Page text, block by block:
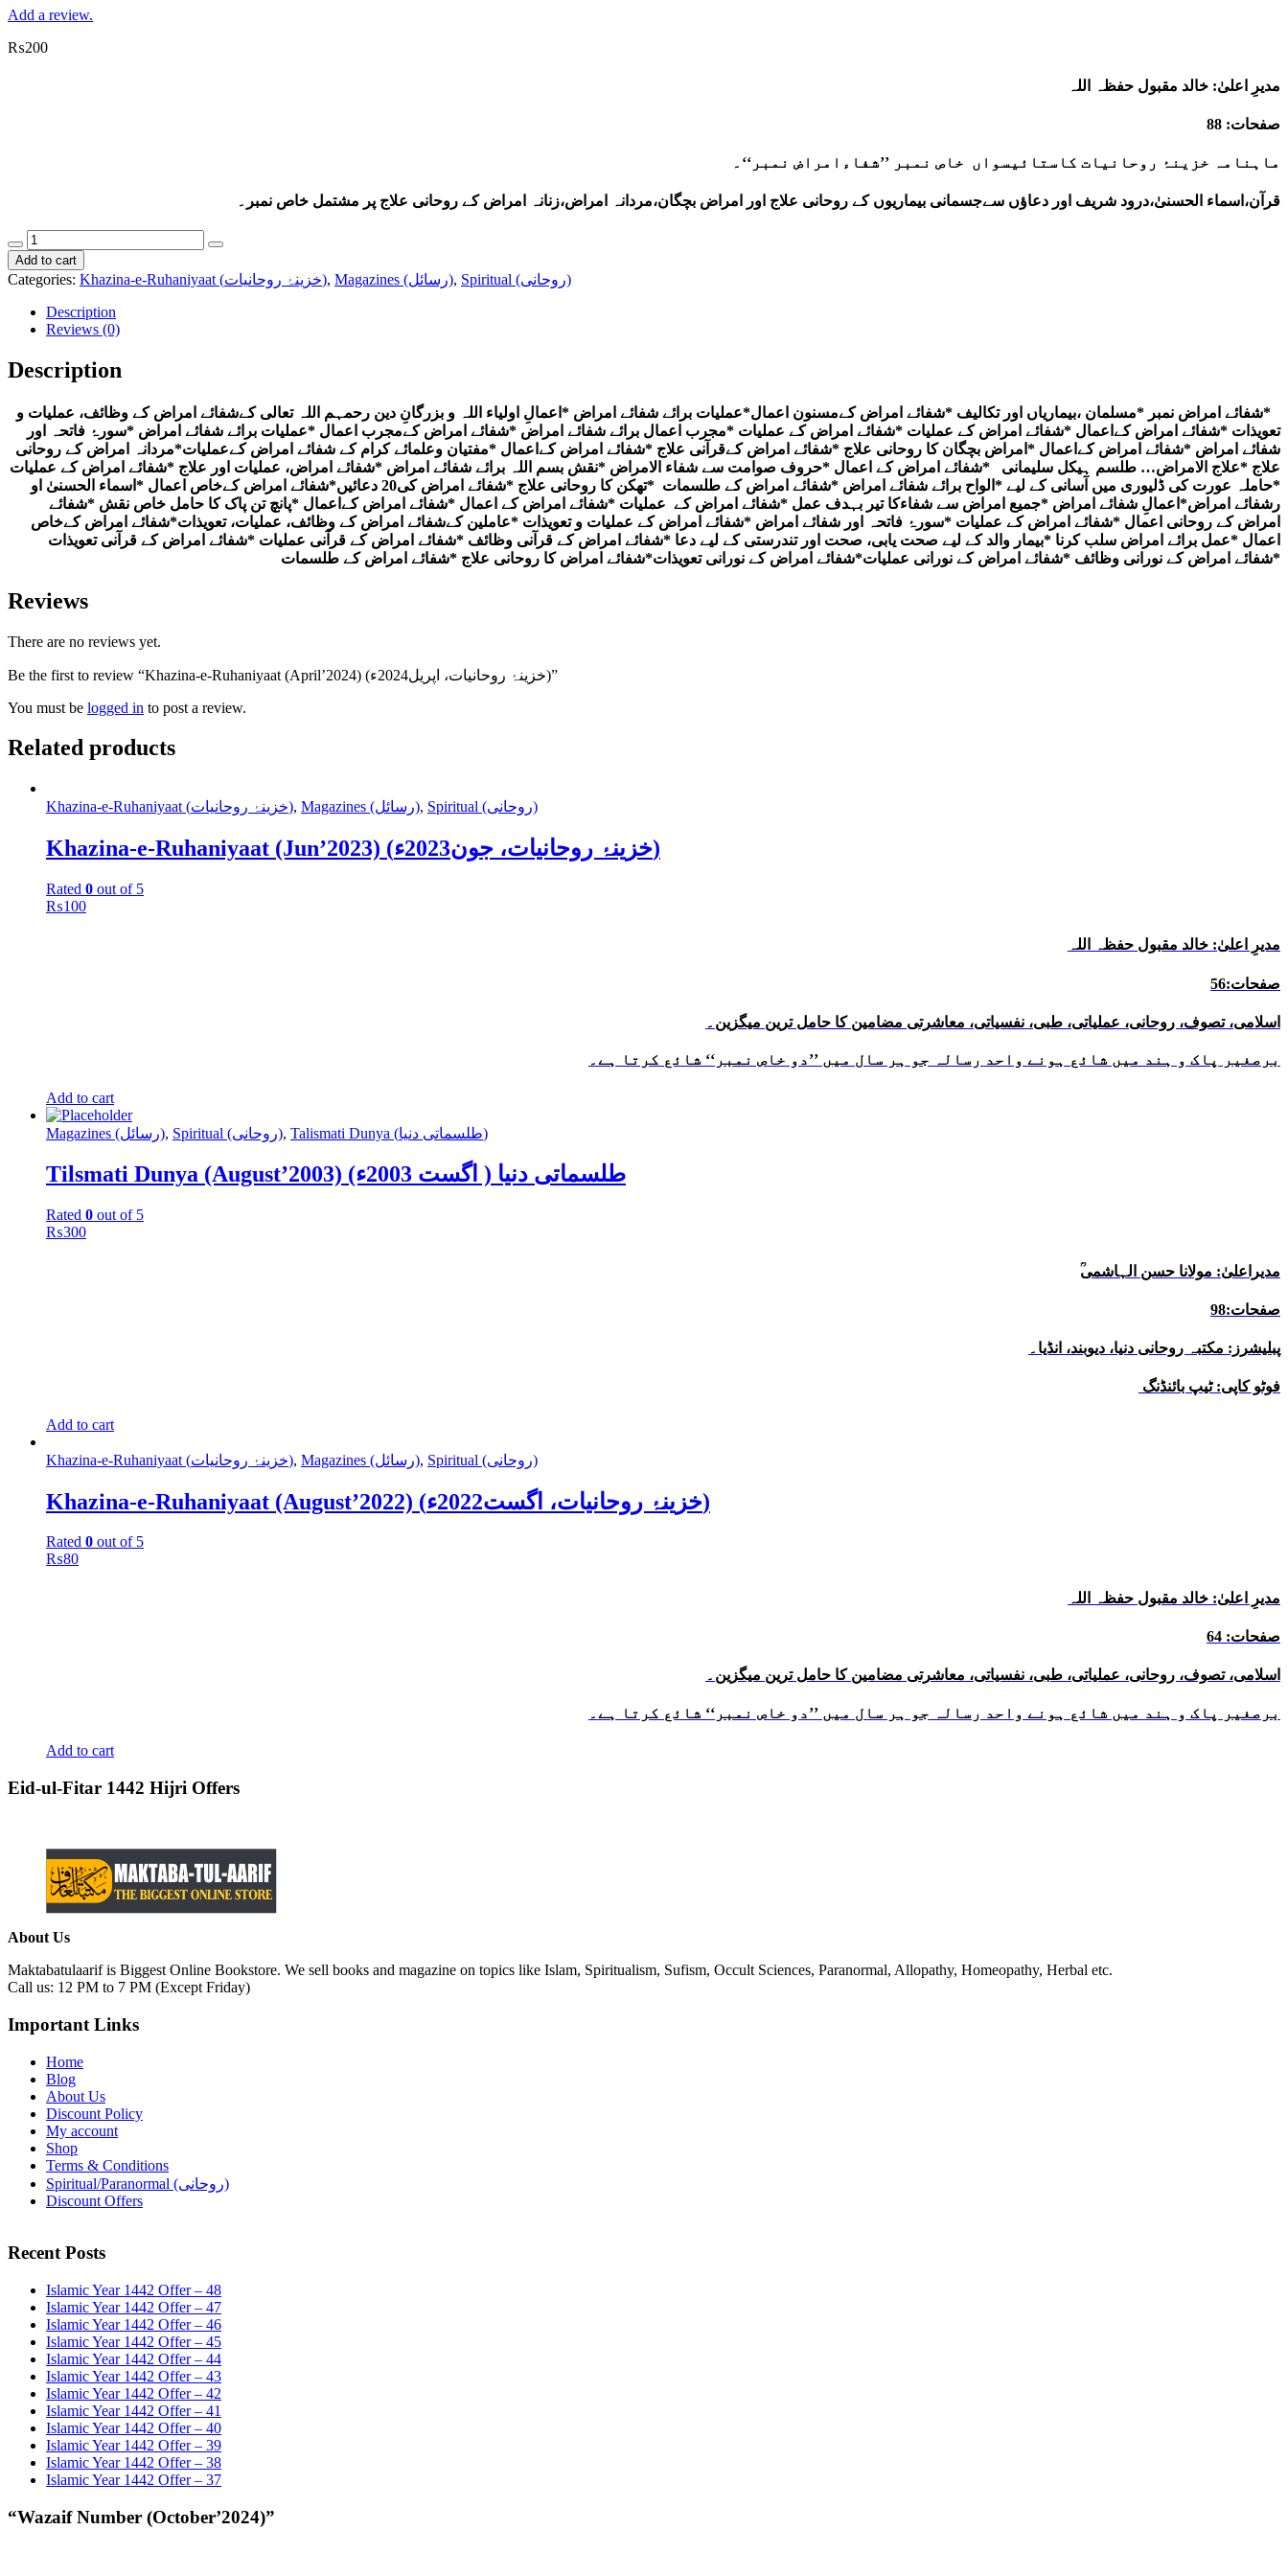
Add a review.
₨200
مدیرِ اعلیٰ: خالد مقبول حفظہ اللہ
صفحات: 88
ماہنامہ خزینۂ روحانیات کاستائیسواں خاص نمبر ’’شفاءامراض نمبر‘‘۔
قرآن،اسماء الحسنیٰ،درود شریف اور دعاؤں سےجسمانی بیماریوں کے روحانی علاج اور امراض بچگان،مردانہ امراض،زنانہ امراض کے روحانی علاج پر مشتمل خاص نمبر۔
Khazina-
e-
Ruhaniyaat
(April'2024)
روحانیات،
quantity
Add to cart
Categories: Khazina-e-Ruhaniyaat (خزینۂ روحانیات), Magazines (رسائل),
Spiritual (روحانی)
Description
Reviews (0)
Description
*شفائے امراض نمبر *مسلمان ،بیماریاں اور تکالیف *شفائے امراض کےمسنون اعمال*عملیات برائے شفائے امراض *اعمالِ اولیاء اللہ و بزرگانِ دین رحمہم اللہ تعالی کےشفائے امراض کے وظائف، عملیات و
تعویذات *شفائے امراض کےاعمال *شفائے امراض کے عملیات *شفائے امراض کے عملیات *مجرب اعمال برائے شفائے امراض *شفائے امراض کےمجرب اعمال *عملیات برائے شفائے امراض *سورۂ فاتحہ اور
شفائے امراض *شفائے امراض کےاعمال *امراض بچگان کا روحانی علاج *شفائے امراض کےقرآنی علاج *شفائے امراض کےاعمال *مفتیان وعلمائے کرام کے شفائے امراض کےعملیات*مردانہ امراض کے روحانی
علاج *علاج الامراض… طلسم ہیکل سلیمانی *شفائے امراض کے اعمال *حروف صوامت سے شفاء الامراض *نقش بسم اللہ برائے شفائے امراض *شفائے امراض، عملیات اور علاج *شفائے امراض کے عملیات
*حاملہ عورت کی ڈلیوری میں آسانی کے لیے *الواح برائے شفائے امراض *شفائے امراض کے طلسمات *تھکن کا روحانی علاج *شفائے امراض کی20 دعائیں*شفائے امراض کےخاص اعمال *اسماء الحسنیٰ او
رشفائے امراض*اعمالِ شفائے امراض *جمیع امراض سے شفاءکا تیر بہدف عمل *شفائے امراض کے عملیات *شفائے امراض کے اعمال *شفائے امراض کےاعمال *پانچ تن پاک کا حامل خاص نقش *شفائے
امراض کے روحانی اعمال *شفائے امراض کے عملیات *سورۂ فاتحہ اور شفائے امراض *شفائے امراض کے عملیات و تعویذات *عاملین کےشفائے امراض کے وظائف، عملیات، تعویذات*شفائے امراض کےخاص
اعمال *عمل برائے امراض سلب کرنا *بیمار والد کے لیے صحت یابی، صحت اور تندرستی کے لیے دعا *شفائے امراض کے قرآنی وظائف *شفائے امراض کے قرآنی عملیات *شفائے امراض کے قرآنی تعویذات
*شفائے امراض کے نورانی وظائف *شفائے امراض کے نورانی عملیات*شفائے امراض کے نورانی تعویذات*شفائے امراض کا روحانی علاج *شفائے امراض کے طلسمات
Reviews
There are no reviews yet.
Be the first to review “Khazina-e-Ruhaniyaat (April’2024) (خزینۂ روحانیات، اپریل2024ء)”
You must be logged in to post a review.
Related products
Khazina-e-Ruhaniyaat (خزینۂ روحانیات), Magazines (رسائل), Spiritual (روحانی)
Khazina-e-Ruhaniyaat (Jun’2023) (خزینۂ روحانیات، جون2023ء)
Rated 0 out of 5
₨100
مدیرِ اعلیٰ: خالد مقبول حفظہ اللہ
صفحات:56
اسلامی، تصوف، روحانی، عملیاتی، طبی، نفسیاتی، معاشرتی مضامین کا حامل ترین میگزین۔
برصغیر پاک و ہند میں شائع ہونے واحد رسالہ جو ہر سال میں ’’دو خاص نمبر‘‘ شائع کرتا ہے۔
Add to cart
Magazines (رسائل), Spiritual (روحانی), Talismati Dunya (طلسماتی دنیا)
Tilsmati Dunya (August’2003) طلسماتی دنیا ( اگست 2003ء)
Rated 0 out of 5
₨300
ؒمدیراعلیٰ: مولانا حسن الہاشمی
صفحات:98
پبلیشرز: مکتبہ روحانی دنیا، دیوبند، انڈیا۔
فوٹو کاپی: ٹیپ بائنڈنگ
Add to cart
Khazina-e-Ruhaniyaat (خزینۂ روحانیات), Magazines (رسائل), Spiritual (روحانی)
Khazina-e-Ruhaniyaat (August’2022) (خزینۂ روحانیات، اگست2022ء)
Rated 0 out of 5
₨80
مدیرِ اعلیٰ: خالد مقبول حفظہ اللہ
صفحات: 64
اسلامی، تصوف، روحانی، عملیاتی، طبی، نفسیاتی، معاشرتی مضامین کا حامل ترین میگزین۔
برصغیر پاک و ہند میں شائع ہونے واحد رسالہ جو ہر سال میں ’’دو خاص نمبر‘‘ شائع کرتا ہے۔
Add to cart
Eid-ul-Fitar 1442 Hijri Offers
About Us
Maktabatulaarif is Biggest Online Bookstore. We sell books and magazine on topics like Islam, Spiritualism, Sufism, Occult Sciences, Paranormal, Allopathy, Homeopathy, Herbal etc.
Call us: 12 PM to 7 PM (Except Friday)
Important Links
Home
Blog
About Us
Discount Policy
My account
Shop
Terms & Conditions
Spiritual/Paranormal (روحانی)
Discount Offers
Recent Posts
Islamic Year 1442 Offer – 48
Islamic Year 1442 Offer – 47
Islamic Year 1442 Offer – 46
Islamic Year 1442 Offer – 45
Islamic Year 1442 Offer – 44
Islamic Year 1442 Offer – 43
Islamic Year 1442 Offer – 42
Islamic Year 1442 Offer – 41
Islamic Year 1442 Offer – 40
Islamic Year 1442 Offer – 39
Islamic Year 1442 Offer – 38
Islamic Year 1442 Offer – 37
“Wazaif Number (October’2024)”